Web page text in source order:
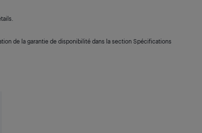
de la garantie de disponibilité dans la section Spécifications